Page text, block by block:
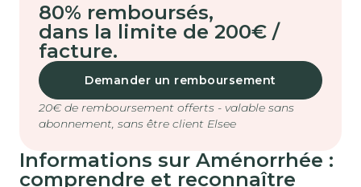
80% remboursés,
dans la limite de 200€ /
facture.
Demander un remboursement
20€ de remboursement offerts - valable sans
abonnement, sans être client Elsee
Informations sur Aménorrhée :
comprendre et reconnaître